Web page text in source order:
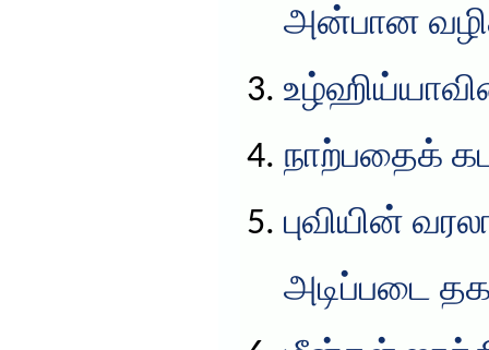
அன்பான
நாற்பதைக்
புவியின்
அடிப்படை